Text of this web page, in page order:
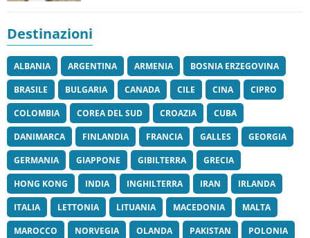
Destinazioni
ALBANIA ARGENTINA ARMENIA
BOSNIA ERZEGOVINA
BRASILE
BULGARIA CANADA CILE CINA
CIPRO
COLOMBIA
COREA DEL SUD CROAZIA
CUBA
DANIMARCA
FINLANDIA FRANCIA GALLES
GEORGIA
GERMANIA
GIAPPONE GIBILTERRA
GRECIA
HONG KONG
INDIA INGHILTERRA IRAN
IRLANDA
ITALIA
LETTONIA LITUANIA MACEDONIA
MALTA
MAROCCO
NORVEGIA OLANDA PAKISTAN
POLONIA